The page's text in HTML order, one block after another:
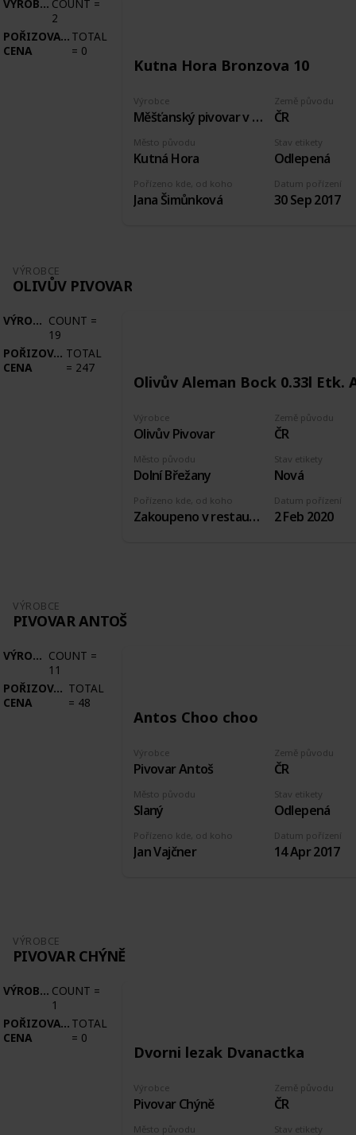
VÝROBCE COUNT =
2
POŘIZOVACÍ
CENA
TOTAL
= 0
Kutna Hora Bronzova 10
Výrobce
Měšťanský pivovar v Kutné Hoře
Země původu
ČR
Pořízeno kde, od koho
Jana Šimůnková
Stav etikety
Odlepená
Datum pořízení
30 Sep 2017
Město původu
Kutná Hora
VÝROBCE
OLIVŮV PIVOVAR
VÝROBCE COUNT =
19
POŘIZOVACÍ
CENA
TOTAL
= 247
Olivův Aleman Bock 0.33l Etk.
Výrobce
Olivův Pivovar
Země původu
ČR
Pořízeno kde, od koho
Zakoupeno v restauraci pivovaru
Stav etikety
Nová
Datum pořízení
2 Feb 2020
Město původu
Dolní Břežany
VÝROBCE
PIVOVAR ANTOŠ
VÝROBCE COUNT =
11
POŘIZOVACÍ
CENA
TOTAL
= 48
Antos Choo choo
Výrobce
Pivovar Antoš
Země původu
ČR
Pořízeno kde, od koho
Jan Vajčner
Stav etikety
Odlepená
Datum pořízení
14 Apr 2017
Město původu
Slaný
VÝROBCE
PIVOVAR CHÝNĚ
VÝROBCE COUNT =
1
POŘIZOVACÍ
CENA
TOTAL
= 0
Dvorni lezak Dvanactka
Výrobce
Pivovar Chýně
Země původu
ČR
Stav etikety
Město původu